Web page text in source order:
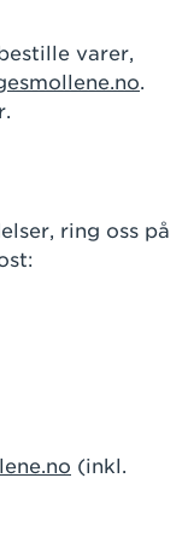
varer,
.
ring oss på
(inkl.